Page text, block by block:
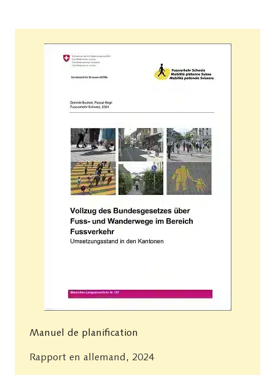
Manuel de planification
Rapport en allemand, 2024